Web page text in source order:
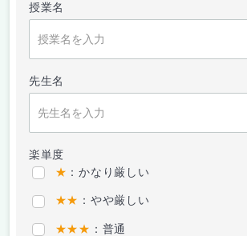
授業名
先生名
楽単度
★ ：かなり厳しい
★★ ：やや厳しい
★★★ ：普通